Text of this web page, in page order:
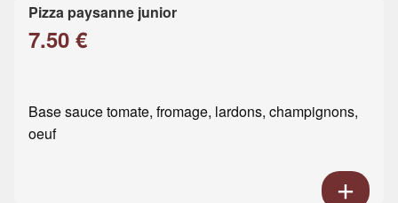
Pizza paysanne junior
7.50 €
Base sauce tomate, fromage, lardons, champignons,
oeuf